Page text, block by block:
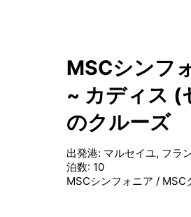
MSCシンフ
~ カディス (
のクルーズ
出発港: マルセイユ, フラ
泊数: 10
MSCシンフォニア / MSC